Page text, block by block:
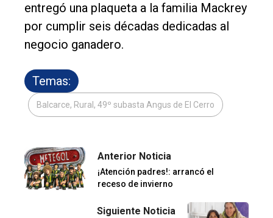
entregó una plaqueta a la familia Mackrey
por cumplir seis décadas dedicadas al
negocio ganadero.
Temas:
Balcarce, Rural, 49º subasta Angus de El Cerro
Anterior Noticia
¡Atención padres!: arrancó el
receso de invierno
Siguiente Noticia